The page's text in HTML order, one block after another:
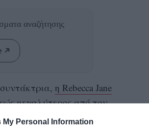
My Personal Information
αναζήτησης
η Rebecca Jane
μεγαλύτερος από τον
, τοποθετημένο έτσι